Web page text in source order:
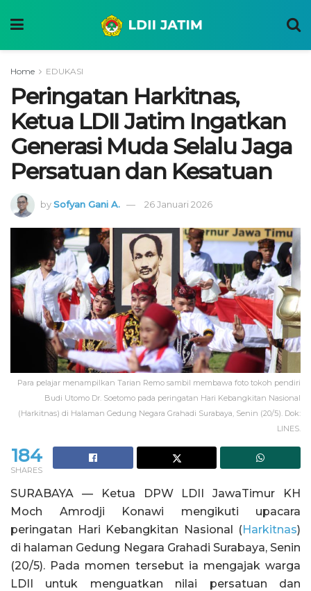
Home EDUKASI
Peringatan Harkitnas,
Ketua LDII Jatim Ingatkan
Generasi Muda Selalu Jaga
Persatuan dan Kesatuan
bySofyan Gani A. 26 Januari 2026
Para pelajar menampilkan Tarian Remo sambil membawa foto tokoh pendiri
Budi Utomo Dr. Soetomo pada peringatan Hari Kebangkitan Nasional
(Harkitnas) di Halaman Gedung Negara Grahadi Surabaya, Senin (20/5). Dok:
LINES.
184
SHARES
SURABAYA — Ketua DPW LDII JawaTimur KH
Moch Amrodji Konawi mengikuti upacara
peringatan Hari Kebangkitan Nasional (Harkitnas)
di halaman Gedung Negara Grahadi Surabaya, Senin
(20/5). Pada momen tersebut ia mengajak warga
LDII untuk menguatkan nilai persatuan dan